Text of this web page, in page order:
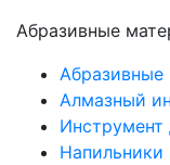
Абразивные
Абразивные
Алмазный
Инструмент
Напильники